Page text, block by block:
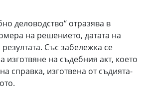
деловодство“ отразява в
на решението, датата на
Със забележка се
изготвяне на съдебния акт, което
справка, изготвена от съдията-